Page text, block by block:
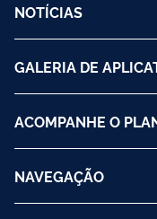
NOTÍCIAS
GALERIA DE
ACOMPANHE O
NAVEGAÇÃO